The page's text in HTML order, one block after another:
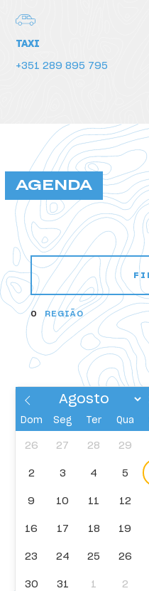
TAXI
+351 289 895 795
AGENDA
0 REGIÃO
Dom Seg Ter Qua
26 27 28 29
2 3 4 5
9 10 11 12
16 17 18 19
23 24 25 26
30 31 1 2